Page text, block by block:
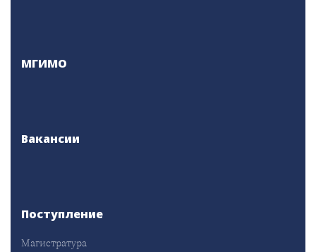
МГИМО
Вакансии
Поступление
Магистратура